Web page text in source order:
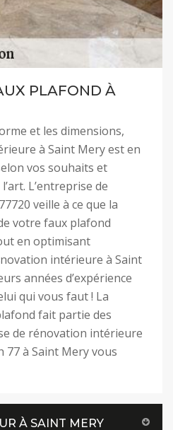
PLAFOND À
et les dimensions,
à Saint Mery est en
vos souhaits et
L’entreprise de
veille à ce que la
votre faux plafond
en optimisant
intérieure à Saint
années d’expérience
qui vous faut ! La
fait partie des
de rénovation intérieure
77 à Saint Mery vous
À SAINT MERY